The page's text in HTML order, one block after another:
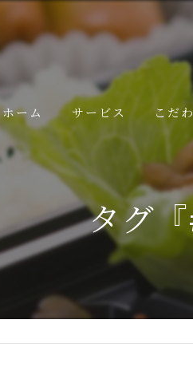
ホーム サービス こだ
タグ